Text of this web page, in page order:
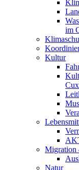
im
Kultur
Migration
Natur